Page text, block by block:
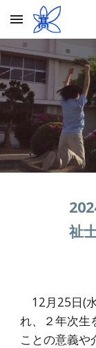
Skip to main
祉
12月25日(
れ、２年次生
ことの意義や